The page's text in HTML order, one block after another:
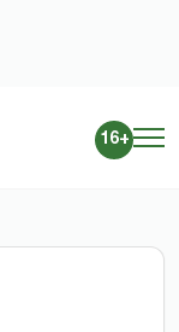
16+